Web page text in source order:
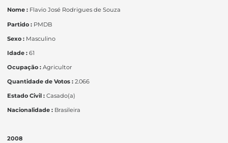
Nome : Flavio José Rodrigues de Souza
Partido : PMDB
Sexo : Masculino
Idade :61
Ocupação :Agricultor
Quantidade de Votos :2.066
Estado Civil :Casado(a)
Nacionalidade : Brasileira
2008